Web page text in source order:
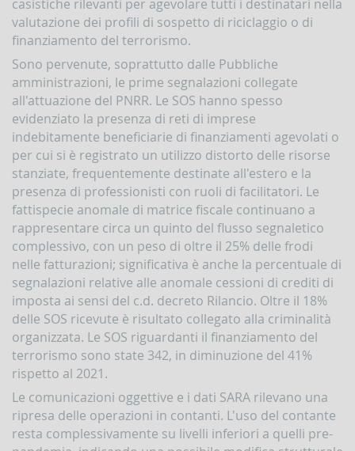
profili
di
anomalia
Criteri
per
la
gestione
delle
comunicazioni
rivolte
alla
UIF
Segnalazioni
operazioni
sospette
(SOS)
Sospensione
operazioni
sospette
AntiRiciclaggio
Aggregate
(SARA)
casistiche rilevanti per agevolare tutti i destinatari nella
valutazione dei profili di sospetto di riciclaggio o di
finanziamento del terrorismo.
Sono pervenute, soprattutto dalle Pubbliche
amministrazioni, le prime segnalazioni collegate
all'attuazione del PNRR. Le SOS hanno spesso
evidenziato la presenza di reti di imprese
indebitamente beneficiarie di finanziamenti agevolati o
per cui si è registrato un utilizzo distorto delle risorse
stanziate, frequentemente destinate all'estero e la
presenza di professionisti con ruoli di facilitatori. Le
fattispecie anomale di matrice fiscale continuano a
rappresentare circa un quinto del flusso segnaletico
complessivo, con un peso di oltre il 25% delle frodi
nelle fatturazioni; significativa è anche la percentuale di
segnalazioni relative alle anomale cessioni di crediti di
imposta ai sensi del c.d. decreto Rilancio. Oltre il 18%
delle SOS ricevute è risultato collegato alla criminalità
organizzata. Le SOS riguardanti il finanziamento del
terrorismo sono state 342, in diminuzione del 41%
rispetto al 2021.
Le comunicazioni oggettive e i dati SARA rilevano una
ripresa delle operazioni in contanti. L'uso del contante
resta complessivamente su livelli inferiori a quelli pre-